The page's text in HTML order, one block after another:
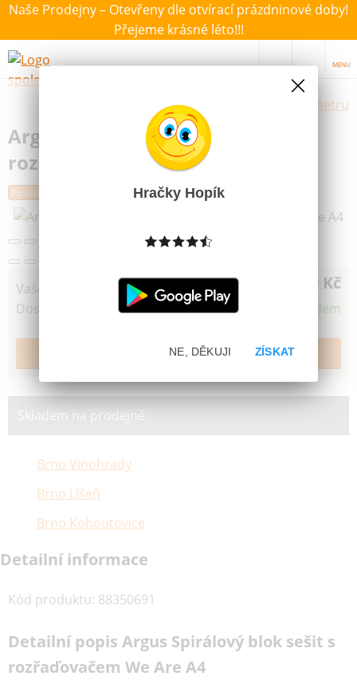
Naše Prodejny – Otevřeny dle otvírací prázdninové doby!
Přejeme krásné léto!!!
MENU
Výběr hraček dle zvoleného parametru
Argus Spirálový blok sešit s
rozřaďovačem We Are A4
Poslední šance
Vaše cena 259 Kč
Dostupnost Skladem
Skladem na prodejně:
Brno Vinohrady
Brno Líšeň
Brno Kohoutovice
Detailní informace
Kód produktu: 88350691
Detailní popis Argus Spirálový blok sešit s
rozřaďovačem We Are A4
Hračky Hopík
ZÍSKAT
NE, DĚKUJI